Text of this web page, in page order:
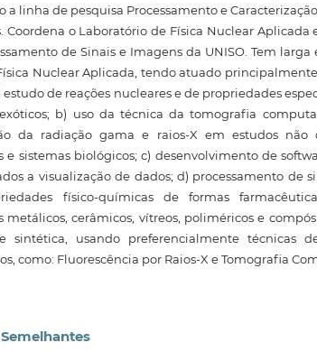
a linha de pesquisa Processamento e
Coordena o Laboratório de Física Nuclear Aplicada
de Sinais e Imagens da UNISO. Tem larga
Nuclear Aplicada, tendo atuado
estudo de reações nucleares e de propriedades
b) uso da técnica da tomografia
da radiação gama e raios-X em estudos não
e sistemas biológicos; c) desenvolvimento de
a visualização de dados; d) processamento de
físico-químicas de formas
metálicos, cerâmicos, vítreos, poliméricos e
sintética, usando preferencialmente técnicas
como: Fluorescência por Raios-X e Tomografia